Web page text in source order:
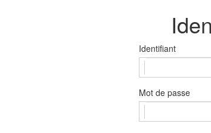
Identifiant
Mot de passe